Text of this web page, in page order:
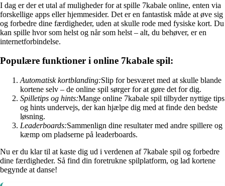
I dag er der et utal af muligheder for at spille 7kabale online, enten via
forskellige apps eller hjemmesider. Det er en fantastisk måde at øve sig
og forbedre dine færdigheder, uden at skulle rode med fysiske kort. Du
kan spille hvor som helst og når som helst – alt, du behøver, er en
internetforbindelse.
Populære funktioner i online 7kabale spil:
Automatisk kortblanding:Slip for besværet med at skulle blande
kortene selv – de online spil sørger for at gøre det for dig.
Spilletips og hints:Mange online 7kabale spil tilbyder nyttige tips
og hints undervejs, der kan hjælpe dig med at finde den bedste
løsning.
Leaderboards:Sammenlign dine resultater med andre spillere og
kæmp om pladserne på leaderboards.
Nu er du klar til at kaste dig ud i verdenen af 7kabale spil og forbedre
dine færdigheder. Så find din foretrukne spilplatform, og lad kortene
begynde at danse!